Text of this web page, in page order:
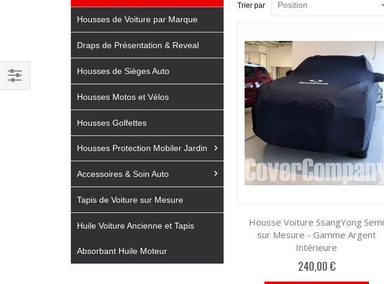
Trier par
Housse Voiture SsangYong Semi
sur Mesure - Gamme Argent
Intérieure
240,00 €
Housses de Voiture par Marque
Draps de Présentation & Reveal
Housses de Sièges Auto
Housses Motos et Vélos
Housses Golfettes
Housses Protection Mobiler Jardin
Accessoires & Soin Auto
Tapis de Voiture sur Mesure
Huile Voiture Ancienne et Tapis
Absorbant Huile Moteur
Filtrer